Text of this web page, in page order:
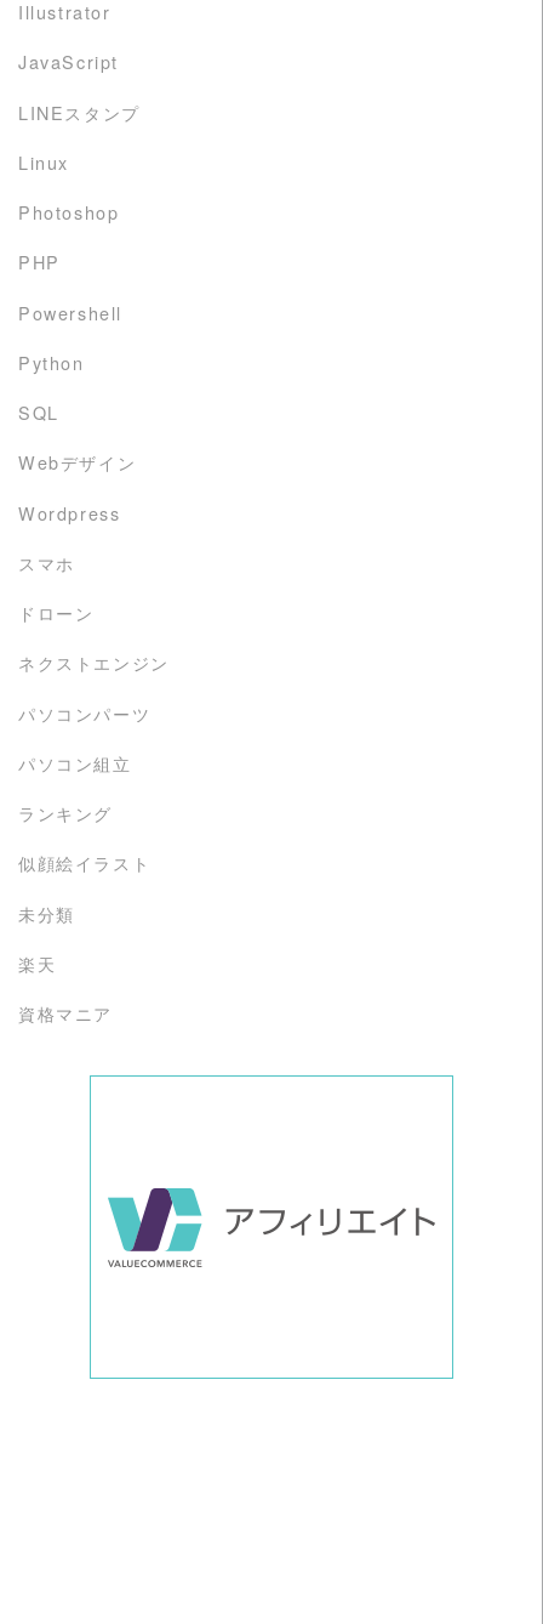
Illustrator
JavaScript
LINEスタンプ
Linux
Photoshop
PHP
Powershell
Python
SQL
Webデザイン
Wordpress
スマホ
ドローン
ネクストエンジン
パソコンパーツ
パソコン組立
ランキング
似顔絵イラスト
未分類
楽天
資格マニア